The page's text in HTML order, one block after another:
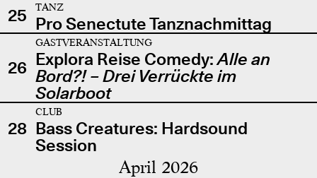
25
TANZ
Pro Senectute Tanznachmittag
26
GASTVERANSTALTUNG
Explora Reise Comedy:Alle an
Bord?! – Drei Verrückte im
Solarboot
28
CLUB
Bass Creatures: Hardsound
Session
April 2026